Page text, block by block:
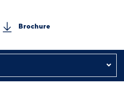
Brochure